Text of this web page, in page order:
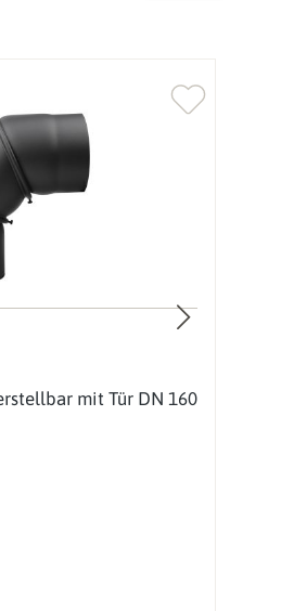
mit Tür DN 160